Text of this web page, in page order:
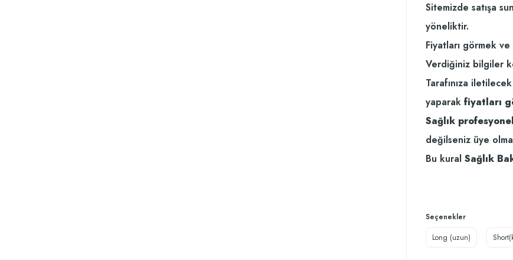
Sitemizde satışa
yöneliktir.
Fiyatları görmek
Verdiğiniz bilgiler
Tarafınıza iletilecek
yaparak fiyatları
Sağlık
değilseniz üye
Bu kural Sağlık
Seçenekler
Long (uzun)